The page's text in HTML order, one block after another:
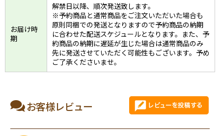
お届け時
期
解禁日以降、順次発送致します。
※予約商品と通常商品をご注文いただいた場合も
原則同梱での発送となりますので予約商品の納期
に合わせた配送スケジュールとなります。また、予
約商品の納期に遅延が生じた場合は通常商品のみ
先に発送させていただく可能性もございます。予め
ご了承くださいませ。
お客様レビュー